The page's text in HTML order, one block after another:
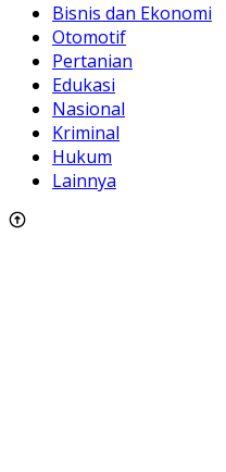
Bisnis dan Ekonomi
Otomotif
Pertanian
Edukasi
Nasional
Kriminal
Hukum
Lainnya